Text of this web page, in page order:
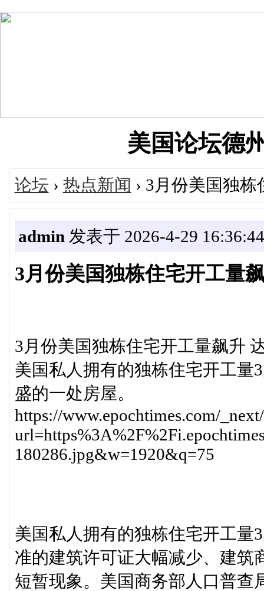
美国论坛德
论坛 › 热点新闻 › 3月份美国独
admin 发表于 2026-4-29 16:36:44
3月份美国独栋住宅开工量
3月份美国独栋住宅开工量飙升
美国私人拥有的独栋住宅开工量
盛的一处房屋。
https://www.epochtimes.com/
180286.jpg&w=1920&q=75
美国私人拥有的独栋住宅开工量
准的建筑许可证大幅减少、建筑
短暂现象。美国商务部人口普查